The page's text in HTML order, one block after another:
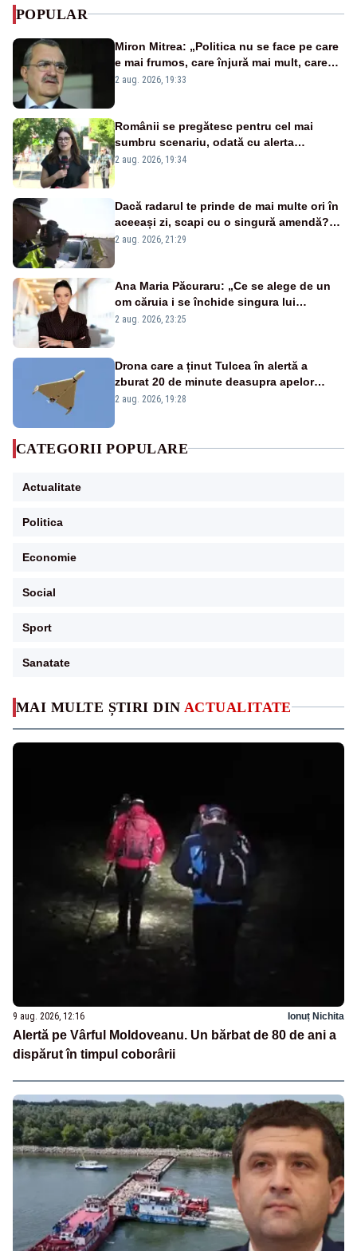
MAI MULTE ȘTIRI DIN ACTUALITATE
9 aug. 2026, 12:16 Ionuț Nichita
Alertă pe Vârful Moldoveanu. Un bărbat de 80 de ani a
dispărut în timpul coborârii
POPULAR
Miron Mitrea: „Politica nu se face pe care
e mai frumos, care înjură mai mult, care
țipă mai tare, ci pe proiecte”
2 aug. 2026, 19:33
Românii se pregătesc pentru cel mai
sumbru scenariu, odată cu alerta
energetică
2 aug. 2026, 19:34
Dacă radarul te prinde de mai multe ori în
aceeași zi, scapi cu o singură amendă?
Ce spune legea
2 aug. 2026, 21:29
Ana Maria Păcuraru: „Ce se alege de un
om căruia i se închide singura lui
portiță?”
2 aug. 2026, 23:25
Drona care a ținut Tulcea în alertă a
zburat 20 de minute deasupra apelor
României. Au fost ridicate două F-16
2 aug. 2026, 19:28
CATEGORII POPULARE
Actualitate
Politica
Economie
Social
Sport
Sanatate